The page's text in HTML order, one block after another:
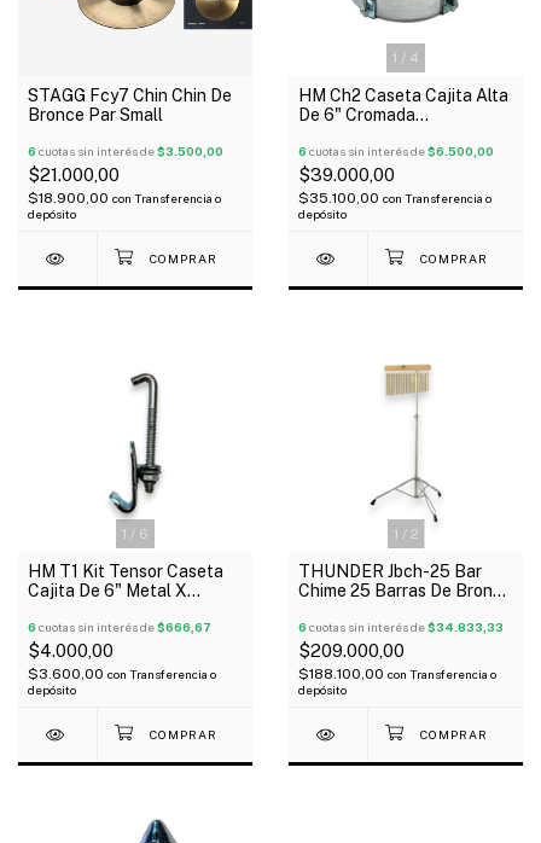
STAGG Fcy7 Chin Chin De
Bronce Par Small
6 cuotas sin interés de$3.500,00
$21.000,00
$18.900,00 con Transferencia o
depósito
1 / 4
HM Ch2 Caseta Cajita Alta
De 6" Cromada
6 cuotas sin interés de$6.500,00
$39.000,00
$35.100,00 con Transferencia o
depósito
1 / 6
HM T1 Kit Tensor Caseta
Cajita De 6" Metal X
6 cuotas sin interés de$666,67
$4.000,00
$3.600,00 con Transferencia o
depósito
1 / 2
THUNDER Jbch-25 Bar
Chime 25 Barras De Bronce
6 cuotas sin interés de$34.833,33
$209.000,00
$188.100,00 con Transferencia o
depósito